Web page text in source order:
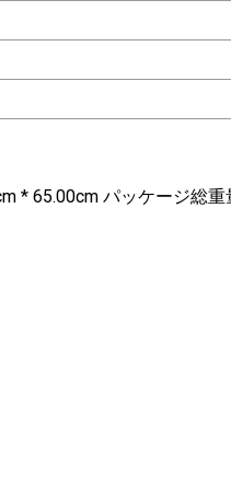
* 65.00cm パッケージ総重